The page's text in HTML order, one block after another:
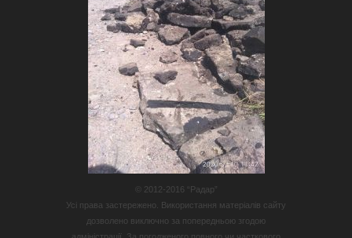
© 2012-2016 “Радар”
Усі права застережено. Використання матеріалів сайту
дозволено виключно за попередньою згодою